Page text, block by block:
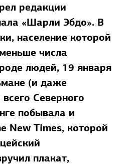
редакции
«Шарли Эбдо». В
население которой
числа
людей, 19 января
(и даже
Северного
побывала и
New Times, которой
плакат,